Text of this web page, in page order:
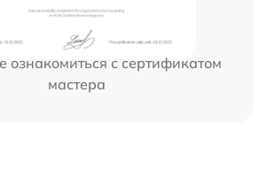
ознакомиться с сертификатом
мастера